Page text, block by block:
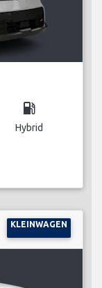
local_gas_station
Hybrid
KLEINWAGEN